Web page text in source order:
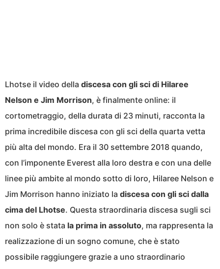
Lhotse il video della discesa con gli sci di Hilaree
Nelson e Jim Morrison, è finalmente online: il
cortometraggio, della durata di 23 minuti, racconta la
prima incredibile discesa con gli sci della quarta vetta
più alta del mondo. Era il 30 settembre 2018 quando,
con l’imponente Everest alla loro destra e con una delle
linee più ambite al mondo sotto di loro, Hilaree Nelson e
Jim Morrison hanno iniziato la discesa con gli sci dalla
cima del Lhotse. Questa straordinaria discesa sugli sci
non solo è stata la prima in assoluto, ma rappresenta la
realizzazione di un sogno comune, che è stato
possibile raggiungere grazie a uno straordinario